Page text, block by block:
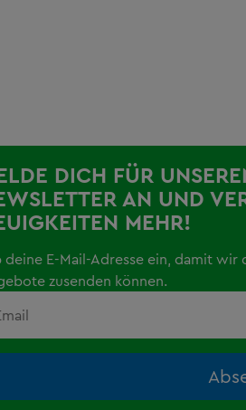
DICH FÜR
AN UND
MEHR!
deine E-Mail-Adresse ein, damit
zusenden können.